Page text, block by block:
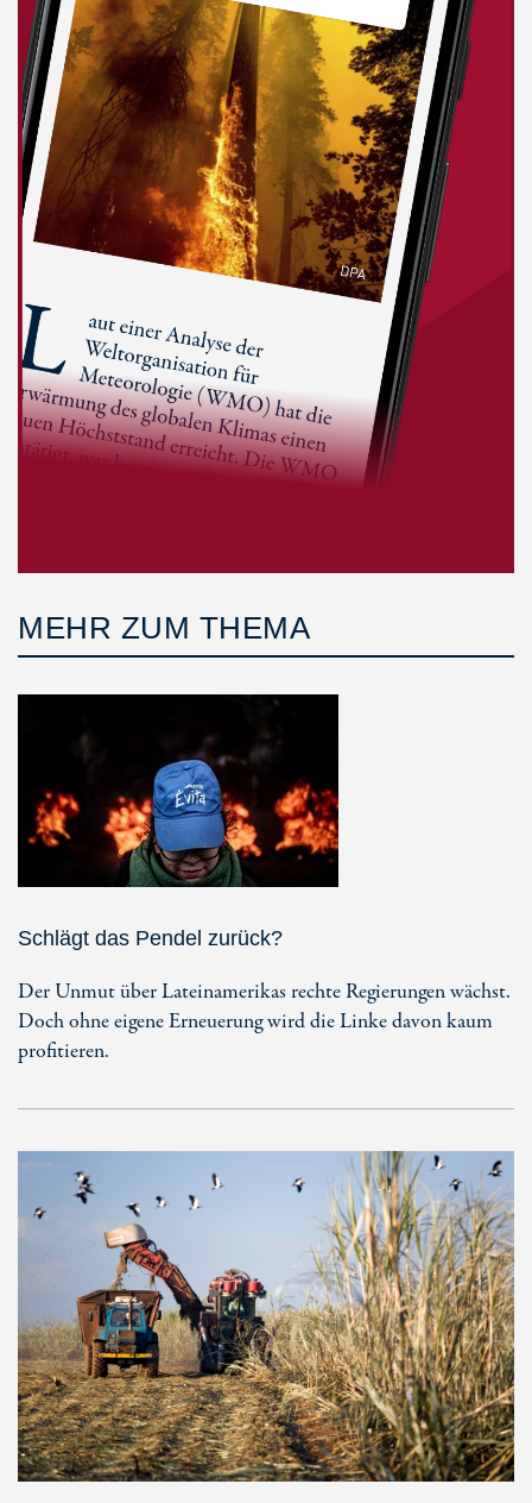
MEHR ZUM THEMA
Schlägt das Pendel zurück?
Der Unmut über Lateinamerikas rechte Regierungen wächst.
Doch ohne eigene Erneuerung wird die Linke davon kaum
profitieren.